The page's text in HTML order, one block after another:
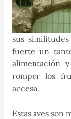
sus
fuerte un
alimentación
romper los
acceso.
Estas aves son